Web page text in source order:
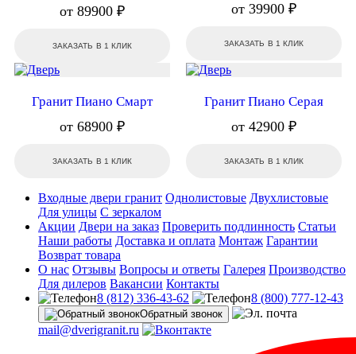
от 89900 ₽
ЗАКАЗАТЬ В 1 КЛИК
от 39900 ₽
ЗАКАЗАТЬ В 1 КЛИК
Гранит Пиано Смарт
от 68900 ₽
ЗАКАЗАТЬ В 1 КЛИК
Гранит Пиано Серая
от 42900 ₽
ЗАКАЗАТЬ В 1 КЛИК
Входные двери гранит Однолистовые Двухлистовые
Для улицы С зеркалом
Акции Двери на заказ Проверить подлинность Статьи
Наши работы Доставка и оплата Монтаж Гарантии
Возврат товара
О нас Отзывы Вопросы и ответы Галерея Производство
Для дилеров Вакансии Контакты
8 (812) 336-43-62
8 (800) 777-12-43
Обратный звонок
mail@dverigranit.ru